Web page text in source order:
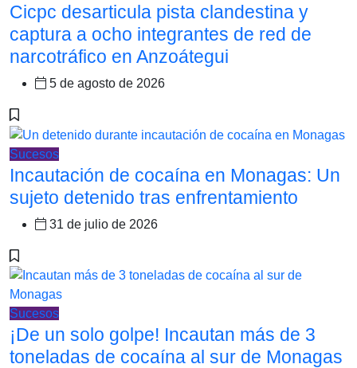
Cicpc desarticula pista clandestina y
captura a ocho integrantes de red de
narcotráfico en Anzoátegui
5 de agosto de 2026
Sucesos
Incautación de cocaína en Monagas: Un
sujeto detenido tras enfrentamiento
31 de julio de 2026
Sucesos
¡De un solo golpe! Incautan más de 3
toneladas de cocaína al sur de Monagas